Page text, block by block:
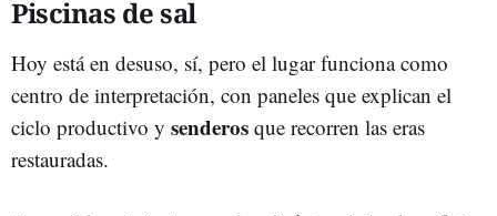
Piscinas de sal
Hoy está en desuso, sí, pero el lugar funciona como
centro de interpretación, con paneles que explican el
ciclo productivo y senderos que recorren las eras
restauradas.